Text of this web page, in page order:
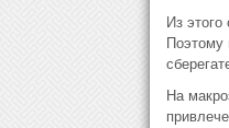
Из
Поэтому
На